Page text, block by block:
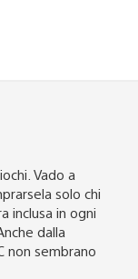
Vado a
solo chi
inclusa in ogni
dalla
non sembrano